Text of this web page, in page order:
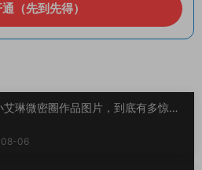
（先到先得）
艾琳微密圈作品图片，到底有多惊
06